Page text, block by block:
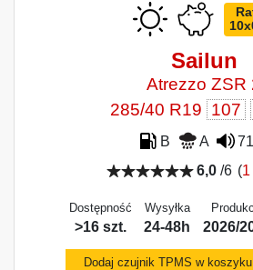
Sailun
Atrezzo ZSR
285/40 R19 107
B A
6,0/6 (
Dostępność
>16 szt.
Wysyłka
24-48h 2026/
Dodaj czujnik TPMS w